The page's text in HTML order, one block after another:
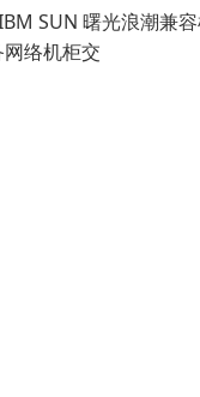
SUN 曙光浪潮兼
络机柜交